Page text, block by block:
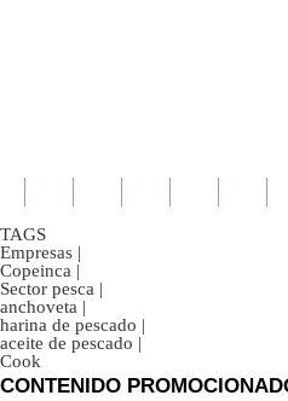
TAGS
Empresas |
Copeinca |
Sector pesca |
anchoveta |
harina de pescado |
aceite de pescado |
Cook